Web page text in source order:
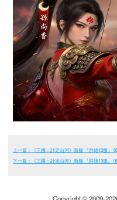
上一篇：《三國：計定山河》新服 『群雄12服』
下一篇：《三國：計定山河》新服 『群雄13服』